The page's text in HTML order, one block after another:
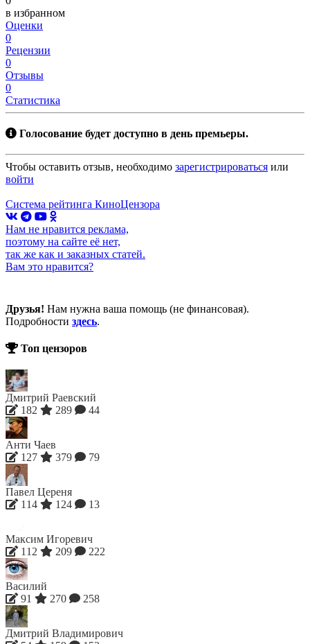
в избранном
Оценки
0
Рецензии
0
Отзывы
0
Статистика
Голосование будет доступно в день премьеры.
Чтобы оставить отзыв, необходимо зарегистрироваться или
войти
Система рейтинга КиноЦензора
Нам не нравится реклама,
поэтому на сайте её нет,
так же как и заказных статей.
Вам это нравится?
Друзья! Нам нужна ваша помощь (не финансовая).
Подробности здесь.
Топ цензоров
Дмитрий Раевский
182
289 44
Анти Чаев
127
379 79
Павел Цереня
114
124 13
Максим Игоревич
112
209 222
Василий
91
270 258
Дмитрий Владимирович